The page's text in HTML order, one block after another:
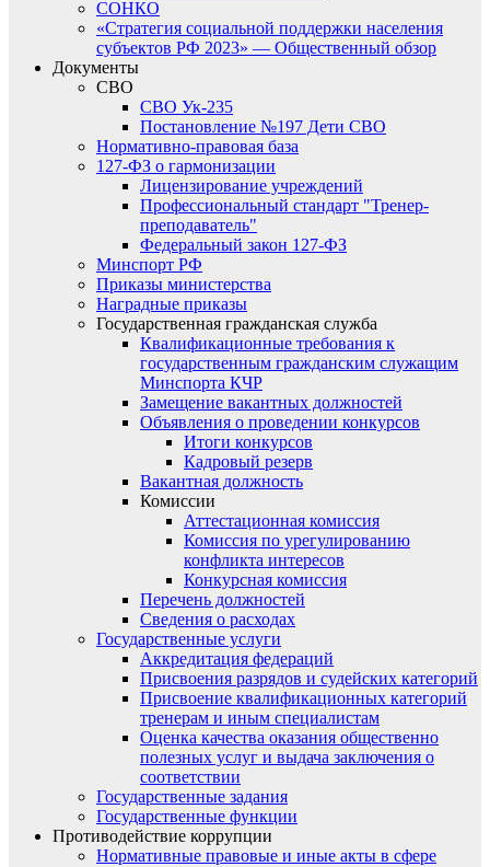
СОНКО
«Стратегия социальной поддержки населения
субъектов РФ 2023» — Общественный обзор
Документы
СВО
СВО Ук-235
Постановление №197 Дети СВО
Нормативно-правовая база
127-ФЗ о гармонизации
Лицензирование учреждений
Профессиональный стандарт "Тренер-
преподаватель"
Федеральный закон 127-ФЗ
Минспорт РФ
Приказы министерства
Наградные приказы
Государственная гражданская служба
Квалификационные требования к
государственным гражданским служащим
Минспорта КЧР
Замещение вакантных должностей
Объявления о проведении конкурсов
Итоги конкурсов
Кадровый резерв
Вакантная должность
Комиссии
Аттестационная комиссия
Комиссия по урегулированию
конфликта интересов
Конкурсная комиссия
Перечень должностей
Сведения о расходах
Государственные услуги
Аккредитация федераций
Присвоения разрядов и судейских категорий
Присвоение квалификационных категорий
тренерам и иным специалистам
Оценка качества оказания общественно
полезных услуг и выдача заключения о
соответствии
Государственные задания
Государственные функции
Противодействие коррупции
Нормативные правовые и иные акты в сфере